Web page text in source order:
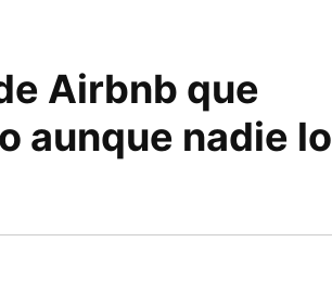
Airbnb que
aunque nadie lo